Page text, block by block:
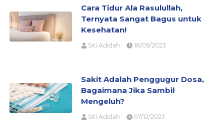
Cara Tidur Ala Rasulullah,
Ternyata Sangat Bagus untuk
Kesehatan!
Siti Adidah 18/09/2023
Sakit Adalah Penggugur Dosa,
Bagaimana Jika Sambil
Mengeluh?
Siti Adidah 07/12/2023